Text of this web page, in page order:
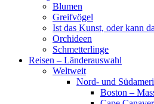
Blumen
Greifvögel
Ist das Kunst, oder kann
Orchideen
Schmetterlinge
Reisen – Länderauswahl
Weltweit
Nord- und
Boston –